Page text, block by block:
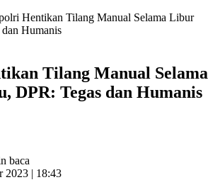
Hentikan Tilang Manual Selama Libur
Humanis
Tilang Manual Selama
DPR: Tegas dan Humanis
baca
2023 | 18:43